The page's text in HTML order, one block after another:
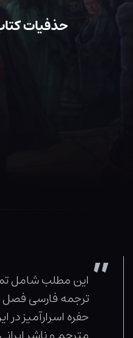
حذفیات
این مطلب شامل
ترجمه فارسی فصل
حفره اسرارآمیز